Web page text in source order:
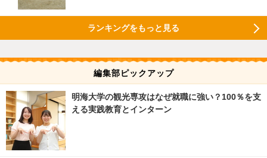
ランキングをもっと見る
編集部ピックアップ
明海大学の観光専攻はなぜ就職に強い？100％を支
える実践教育とインターン